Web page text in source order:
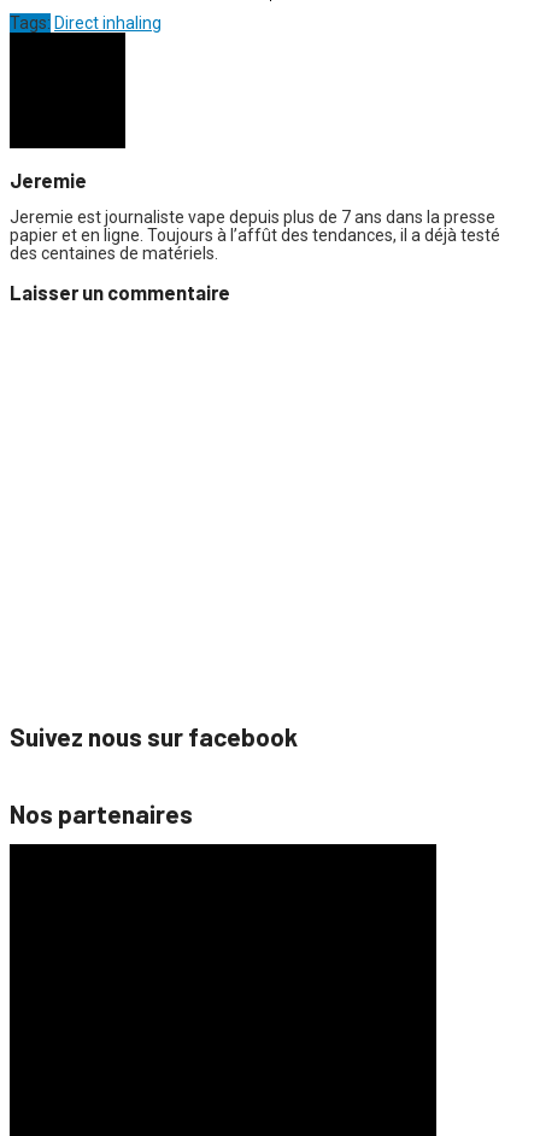
Tags: Direct inhaling
Jeremie
Jeremie est journaliste vape depuis plus de 7 ans dans la presse
papier et en ligne. Toujours à l’affût des tendances, il a déjà testé
des centaines de matériels.
Laisser un commentaire
Suivez nous sur facebook
Nos partenaires